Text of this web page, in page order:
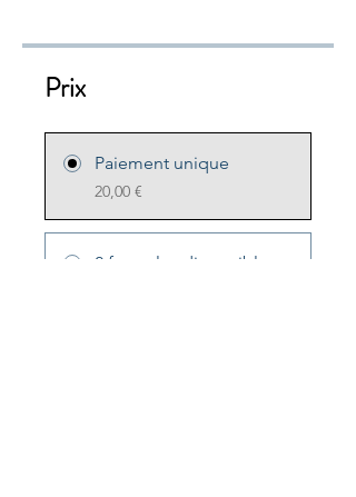
Prix
Paiement unique
20,00 €
2 formules disponibles